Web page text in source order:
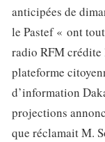
anticipées de
le Pastef « ont
radio RFM crédite
plateforme
d’information
projections
que réclamait M.